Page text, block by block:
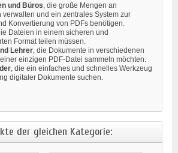
und Büros , die große Mengen an
verwalten und ein zentrales System zur
Konvertierung von PDFs benötigen.
Dateien in einem sicheren und
Format teilen müssen.
Lehrer , die Dokumente in verschiedenen
einzigen PDF-Datei sammeln möchten.
, die ein einfaches und schnelles Werkzeug
digitaler Dokumente suchen.
der gleichen Kategorie: